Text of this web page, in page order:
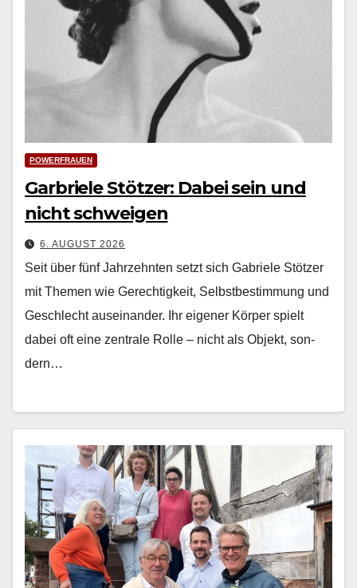
POWERFRAUEN
Garbriele Stötzer: Dabei sein und
nicht schweigen
6. AUGUST 2026
Seit über fünf Jahrzehn­ten set­zt sich Gabriele Stötzer
mit The­men wie Gerechtigkeit, Selb­st­bes­tim­mung und
Geschlecht auseinan­der. Ihr eigen­er Kör­p­er spielt
dabei oft eine zen­trale Rolle – nicht als Objekt, son­
dern…